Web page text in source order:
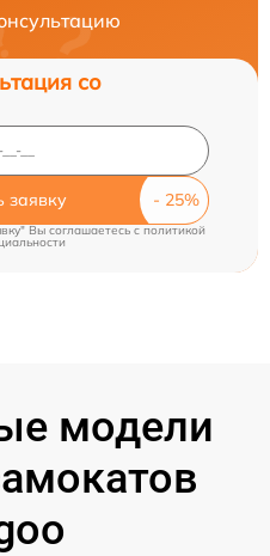
со
заявку
Вы соглашаетесь cполитикой
модели